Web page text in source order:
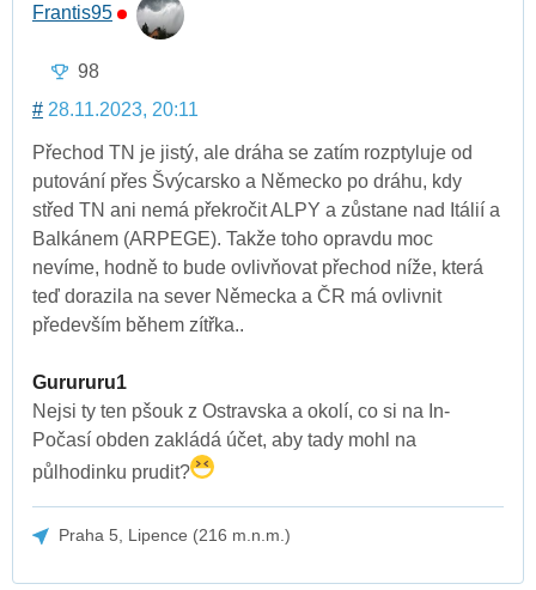
Frantis95
98
# 28.11.2023, 20:11
Přechod TN je jistý, ale dráha se zatím rozptyluje od
putování přes Švýcarsko a Německo po dráhu, kdy
střed TN ani nemá překročit ALPY a zůstane nad Itálií a
Balkánem (ARPEGE). Takže toho opravdu moc
nevíme, hodně to bude ovlivňovat přechod níže, která
teď dorazila na sever Německa a ČR má ovlivnit
především během zítřka..
Gurururu1
Nejsi ty ten pšouk z Ostravska a okolí, co si na In-
Počasí obden zakládá účet, aby tady mohl na
půlhodinku prudit?
Praha 5, Lipence (216 m.n.m.)